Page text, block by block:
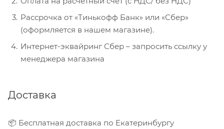
Рассрочка от «Тинькофф Банк» или «Сбер»
(оформляется в нашем магазине).
Интернет-эквайринг Сбер – запросить ссылку у
менеджера магазина
Доставка
📦 Бесплатная доставка по Екатеринбургу